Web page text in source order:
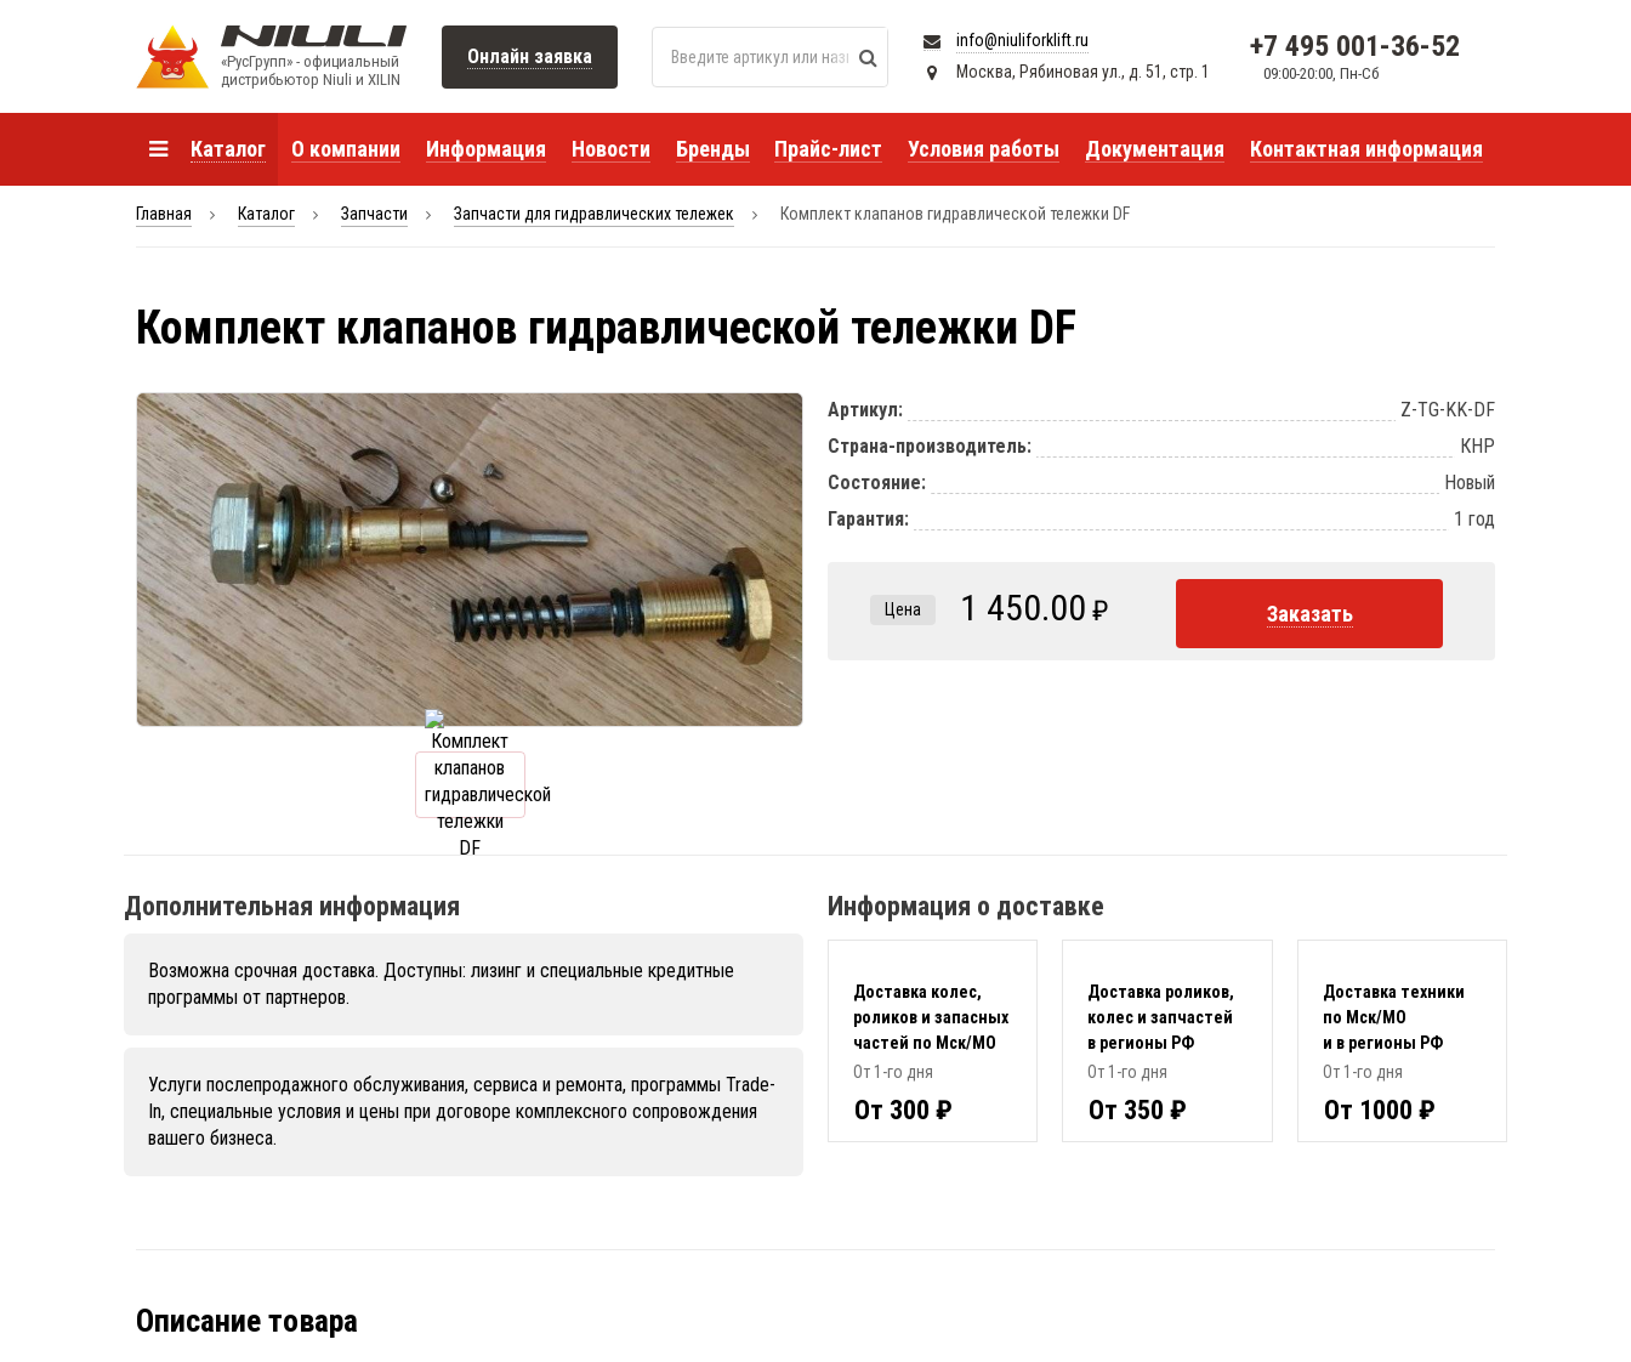
«РусГрупп» - официальный
диcтрибьютор Niuli и XILIN
Онлайн заявка
info@niuliforklift.ru
Москва, Рябиновая ул., д. 51, стр. 1
+7 495 001-36-52
09:00-20:00, Пн-Сб
Каталог О компании Информация Новости Бренды Прайс-лист Условия работы Документация Контактная информация
Главная Каталог Запчасти Запчасти для гидравлических тележек Комплект клапанов гидравлической тележки DF
Комплект клапанов гидравлической тележки DF
Артикул:
Z-TG-KK-DF
Страна-производитель:
КНР
Состояние:
Новый
Гарантия:
1 год
Цена 1 450.00 ₽ Заказать
Дополнительная информация
Возможна срочная доставка. Доступны: лизинг и специальные кредитные
программы от партнеров.
Услуги послепродажного обслуживания, сервиса и ремонта, программы Trade-
In, специальные условия и цены при договоре комплексного сопровождения
вашего бизнеса.
Информация о доставке
Доставка колес,
роликов и запасных
частей по Мск/МО
От 1-го дня
От 300 ₽
Доставка роликов,
колес и запчастей
в регионы РФ
От 1-го дня
От 350 ₽
Доставка техники
по Мск/МО
и в регионы РФ
От 1-го дня
От 1000 ₽
Описание товара